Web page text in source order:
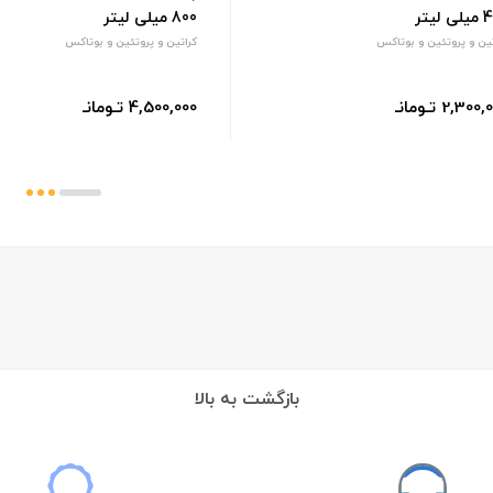
و پروتئین و بوتاکس
تـومانـ
800 میلی لیتر
کراتین و پروتئین و بوتاکس
4,500,000 تـومانـ
بازگشت به بالا